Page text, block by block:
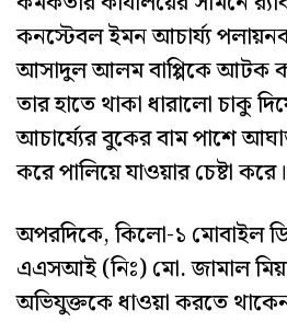
কনস্টেবল ইমন আচার্য্য
আসাদুল আলম বাপ্পিকে আটক
তার হাতে থাকা ধারালো চাকু
আচার্য্যের বুকের বাম পাশে
করে পালিয়ে যাওয়ার চেষ্টা করে।
অপরদিকে, কিলো-১ মোবাইল
এএসআই (নিঃ) মো. জামাল
অভিযুক্তকে ধাওয়া করতে